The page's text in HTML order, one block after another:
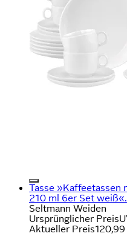
Tasse »Kaffeetassen
210 ml 6er Set
Seltmann Weiden
Ursprünglicher Preis
Aktueller Preis